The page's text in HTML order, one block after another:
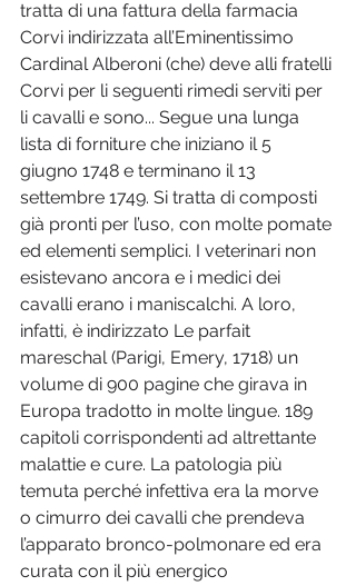
tratta di una fattura della farmacia
Corvi indirizzata all’Eminentissimo
Cardinal Alberoni (che) deve alli fratelli
Corvi per li seguenti rimedi serviti per
li cavalli e sono... Segue una lunga
lista di forniture che iniziano il 5
giugno 1748 e terminano il 13
settembre 1749. Si tratta di composti
già pronti per l’uso, con molte pomate
ed elementi semplici. I veterinari non
esistevano ancora e i medici dei
cavalli erano i maniscalchi. A loro,
infatti, è indirizzato Le parfait
mareschal (Parigi, Emery, 1718) un
volume di 900 pagine che girava in
Europa tradotto in molte lingue. 189
capitoli corrispondenti ad altrettante
malattie e cure. La patologia più
temuta perché infettiva era la morve
o cimurro dei cavalli che prendeva
l’apparato bronco-polmonare ed era
curata con il più energico